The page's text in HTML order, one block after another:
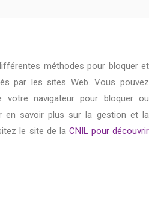
méthodes pour bloquer et
par les sites Web. Vous pouvez
votre navigateur pour bloquer ou
en savoir plus sur la gestion et la
le site de la CNIL pour découvrir